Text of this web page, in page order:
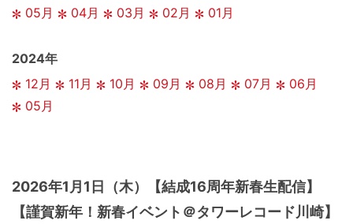
05月
04月 03月 02月 01月
2024年
12月
11月 10月 09月 08月 07月
06月
05月
2026年1月1日（木）【結成16周年新春生配信】
【謹賀新年！新春イベント＠タワーレコード川崎】